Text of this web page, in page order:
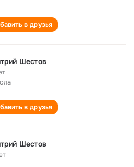
в друзья
Шестов
в друзья
Шестов